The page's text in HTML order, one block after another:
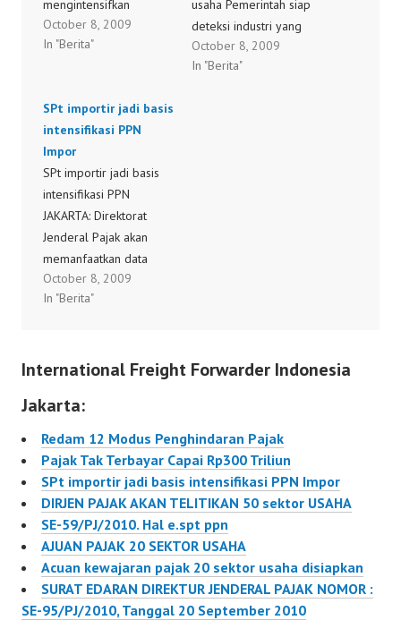
mengintensifkan
penggalian potensi
penerimaan pajak, yakni
Pajak Penghasilan dan
Pajak Pertambahan Nilai.
Hal itu, menurut Menteri
Keuangan sekaligus
Pelaksana Jabatan
Menteri Koordinator
Perekonomian Sri
Mulyani Indrawati,
dibutuhkan untuk
menutup kenaikan
October 8, 2009
In "Berita"
usaha Pemerintah siap
deteksi industri yang
setor pajaknya rendah
JAKARTA: Direktorat
dilakukan…
October 8, 2009
In "Berita"
SPt importir jadi basis
intensifikasi PPN
Impor
SPt importir jadi basis
intensifikasi PPN
JAKARTA: Direktorat
Jenderal Pajak akan
memanfaatkan data
pelaporan surat
pemberitahuan (SPt)
penerimaan pajak
atas bidang usaha
impor. Untuk keperluan
itu, Dirjen Pajak Darmin
Nasution telah
menerbitkan Surat
Edaran bernomor SE-
60/PJ/2008 tentang
pemanfaatan data
pelaporan SPT importir
pada…
October 8, 2009
In "Berita"
International Freight Forwarder Indonesia
Jakarta:
Redam 12 Modus Penghindaran Pajak
Pajak Tak Terbayar Capai Rp300 Triliun
SPt importir jadi basis intensifikasi PPN Impor
DIRJEN PAJAK AKAN TELITIKAN 50 sektor USAHA
SE-59/PJ/2010. Hal e.spt ppn
AJUAN PAJAK 20 SEKTOR USAHA
Acuan kewajaran pajak 20 sektor usaha disiapkan
SURAT EDARAN DIREKTUR JENDERAL PAJAK NOMOR :
SE-95/PJ/2010, Tanggal 20 September 2010